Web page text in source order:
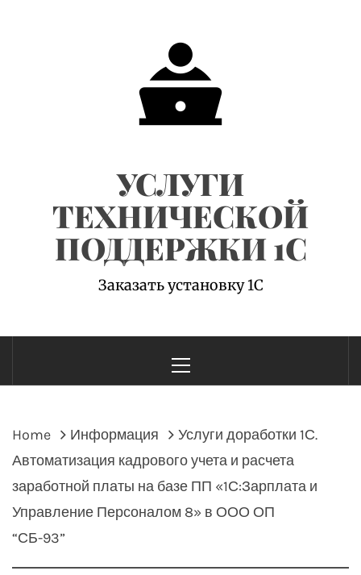
УСЛУГИ
ТЕХНИЧЕСКОЙ
ПОДДЕРЖКИ 1С
Заказать установку 1С
Menu
Home Информация
Услуги доработки 1С.
Автоматизация кадрового учета и расчета
заработной платы на базе ПП «1С:Зарплата и
Управление Персоналом 8» в ООО ОП
“СБ-93”